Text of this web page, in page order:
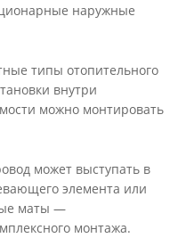
наружные
типы отопительного
внутри
можно монтировать
может выступать в
элемента или
маты —
монтажа.